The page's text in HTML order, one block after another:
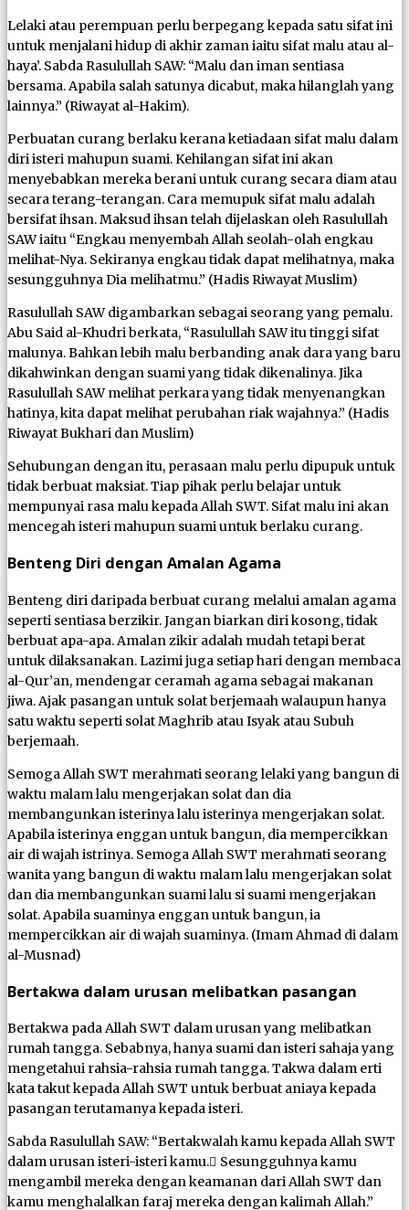
Lelaki atau perempuan perlu berpegang kepada satu sifat ini
untuk menjalani hidup di akhir zaman iaitu sifat malu atau al-
haya’. Sabda Rasulullah SAW: “Malu dan iman sentiasa
bersama. Apabila salah satunya dicabut, maka hilanglah yang
lainnya.” (Riwayat al-Hakim).
Perbuatan curang berlaku kerana ketiadaan sifat malu dalam
diri isteri mahupun suami. Kehilangan sifat ini akan
menyebabkan mereka berani untuk curang secara diam atau
secara terang-terangan. Cara memupuk sifat malu adalah
bersifat ihsan. Maksud ihsan telah dijelaskan oleh Rasulullah
SAW iaitu “Engkau menyembah Allah seolah-olah engkau
melihat-Nya. Sekiranya engkau tidak dapat melihatnya, maka
sesungguhnya Dia melihatmu.” (Hadis Riwayat Muslim)
Rasulullah SAW digambarkan sebagai seorang yang pemalu.
Abu Said al-Khudri berkata, “Rasulullah SAW itu tinggi sifat
malunya. Bahkan lebih malu berbanding anak dara yang baru
dikahwinkan dengan suami yang tidak dikenalinya. Jika
Rasulullah SAW melihat perkara yang tidak menyenangkan
hatinya, kita dapat melihat perubahan riak wajahnya.” (Hadis
Riwayat Bukhari dan Muslim)
Sehubungan dengan itu, perasaan malu perlu dipupuk untuk
tidak berbuat maksiat. Tiap pihak perlu belajar untuk
mempunyai rasa malu kepada Allah SWT. Sifat malu ini akan
mencegah isteri mahupun suami untuk berlaku curang.
Benteng Diri dengan Amalan Agama
Benteng diri daripada berbuat curang melalui amalan agama
seperti sentiasa berzikir. Jangan biarkan diri kosong, tidak
berbuat apa-apa. Amalan zikir adalah mudah tetapi berat
untuk dilaksanakan. Lazimi juga setiap hari dengan membaca
al-Qur’an, mendengar ceramah agama sebagai makanan
jiwa. Ajak pasangan untuk solat berjemaah walaupun hanya
satu waktu seperti solat Maghrib atau Isyak atau Subuh
berjemaah.
Semoga Allah SWT merahmati seorang lelaki yang bangun di
waktu malam lalu mengerjakan solat dan dia
membangunkan isterinya lalu isterinya mengerjakan solat.
Apabila isterinya enggan untuk bangun, dia mempercikkan
air di wajah istrinya. Semoga Allah SWT merahmati seorang
wanita yang bangun di waktu malam lalu mengerjakan solat
dan dia membangunkan suami lalu si suami mengerjakan
solat. Apabila suaminya enggan untuk bangun, ia
mempercikkan air di wajah suaminya. (Imam Ahmad di dalam
al-Musnad)
Bertakwa dalam urusan melibatkan pasangan
Bertakwa pada Allah SWT dalam urusan yang melibatkan
rumah tangga. Sebabnya, hanya suami dan isteri sahaja yang
mengetahui rahsia-rahsia rumah tangga. Takwa dalam erti
kata takut kepada Allah SWT untuk berbuat aniaya kepada
pasangan terutamanya kepada isteri.
Sabda Rasulullah SAW: “Bertakwalah kamu kepada Allah SWT
dalam urusan isteri-isteri kamu. ٍSesungguhnya kamu
mengambil mereka dengan keamanan dari Allah SWT dan
kamu menghalalkan faraj mereka dengan kalimah Allah.”